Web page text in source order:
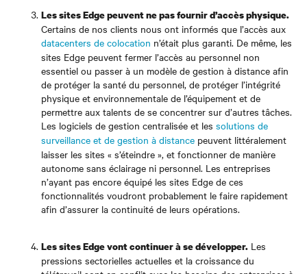
Les sites Edge peuvent ne pas fournir d’accès physique.
Certains de nos clients nous ont informés que l’accès aux
datacenters de colocation n’était plus garanti. De même, les
sites Edge peuvent fermer l’accès au personnel non
essentiel ou passer à un modèle de gestion à distance afin
de protéger la santé du personnel, de protéger l’intégrité
physique et environnementale de l’équipement et de
permettre aux talents de se concentrer sur d’autres tâches.
Les logiciels de gestion centralisée et les solutions de
surveillance et de gestion à distance peuvent littéralement
laisser les sites « s’éteindre », et fonctionner de manière
autonome sans éclairage ni personnel. Les entreprises
n’ayant pas encore équipé les sites Edge de ces
fonctionnalités voudront probablement le faire rapidement
afin d’assurer la continuité de leurs opérations.
Les sites Edge vont continuer à se développer. Les
pressions sectorielles actuelles et la croissance du